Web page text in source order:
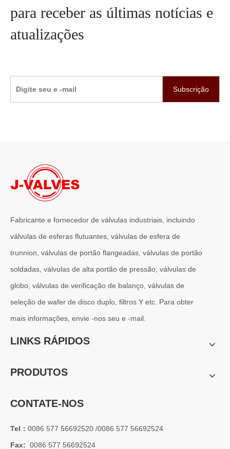
para receber as últimas notícias e
atualizações
Subscrição
Fabricante e fornecedor de válvulas industriais, incluindo
válvulas de esferas flutuantes, válvulas de esfera de
trunnion, válvulas de portão flangeadas, válvulas de portão
soldadas, válvulas de alta portão de pressão, válvulas de
globo, válvulas de verificação de balanço, válvulas de
seleção de wafer de disco duplo, filtros Y etc. Para obter
mais informações, envie -nos seu e -mail.
LINKS RÁPIDOS
PRODUTOS
CONTATE-NOS
Tel： 0086 577 56692520 /0086 577 56692524
Fax: 0086 577 56692524